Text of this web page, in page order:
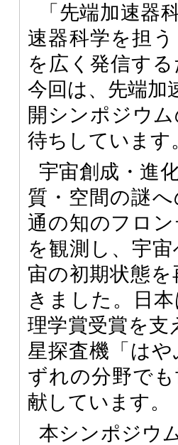
「先端加速器
速器科学を担
を広く発信す
今回は、先端加
開シンポジウ
待ちしています
宇宙創成・進
質・空間の謎
通の知のフロ
を観測し、宇
宙の初期状態
きました。日
理学賞受賞を支
星探査機「は
ずれの分野で
献しています。
本シンポジウ